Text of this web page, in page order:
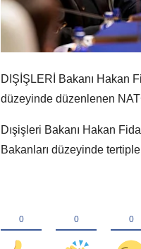
DIŞİŞLERİ Bakanı Hakan
düzeyinde düzenlenen
Dışişleri Bakanı Hakan
Bakanları düzeyinde